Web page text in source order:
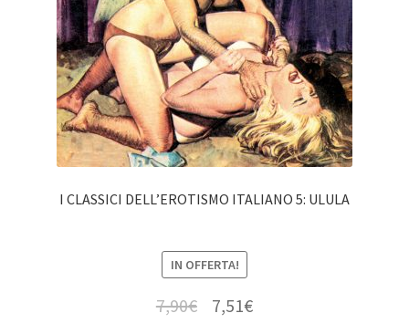
I CLASSICI DELL’EROTISMO ITALIANO 5: ULULA
IN OFFERTA!
7,90€ 7,51€